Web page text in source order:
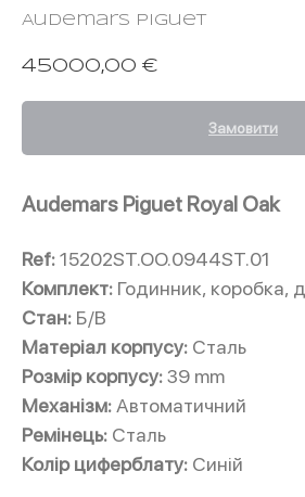
Audemars Piguet
45000,00 €
Замовити
Audemars Piguet Royal Oak
Ref:15202ST.OO.0944ST.01
Комплект: Годинник, коробка,
Стан: Б/В
Матеріал корпусу: Сталь
Розмір корпусу:39 mm
Механізм:Автоматичний
Ремінець: Сталь
Колір циферблату: Синій